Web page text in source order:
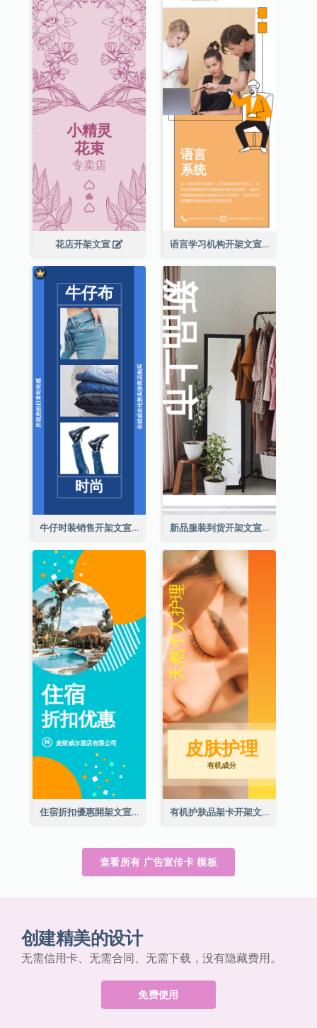
花店开架文宣 语言学习机构开架文宣
牛仔时装销售开架文宣 新品服装到货开架文宣
住宿折扣優惠開架文宣 有机护肤品架卡开架文宣
查看所有 广告宣传卡 模板
创建精美的设计
无需信用卡、无需合同、无需下载，没有隐藏费用。
免费使用